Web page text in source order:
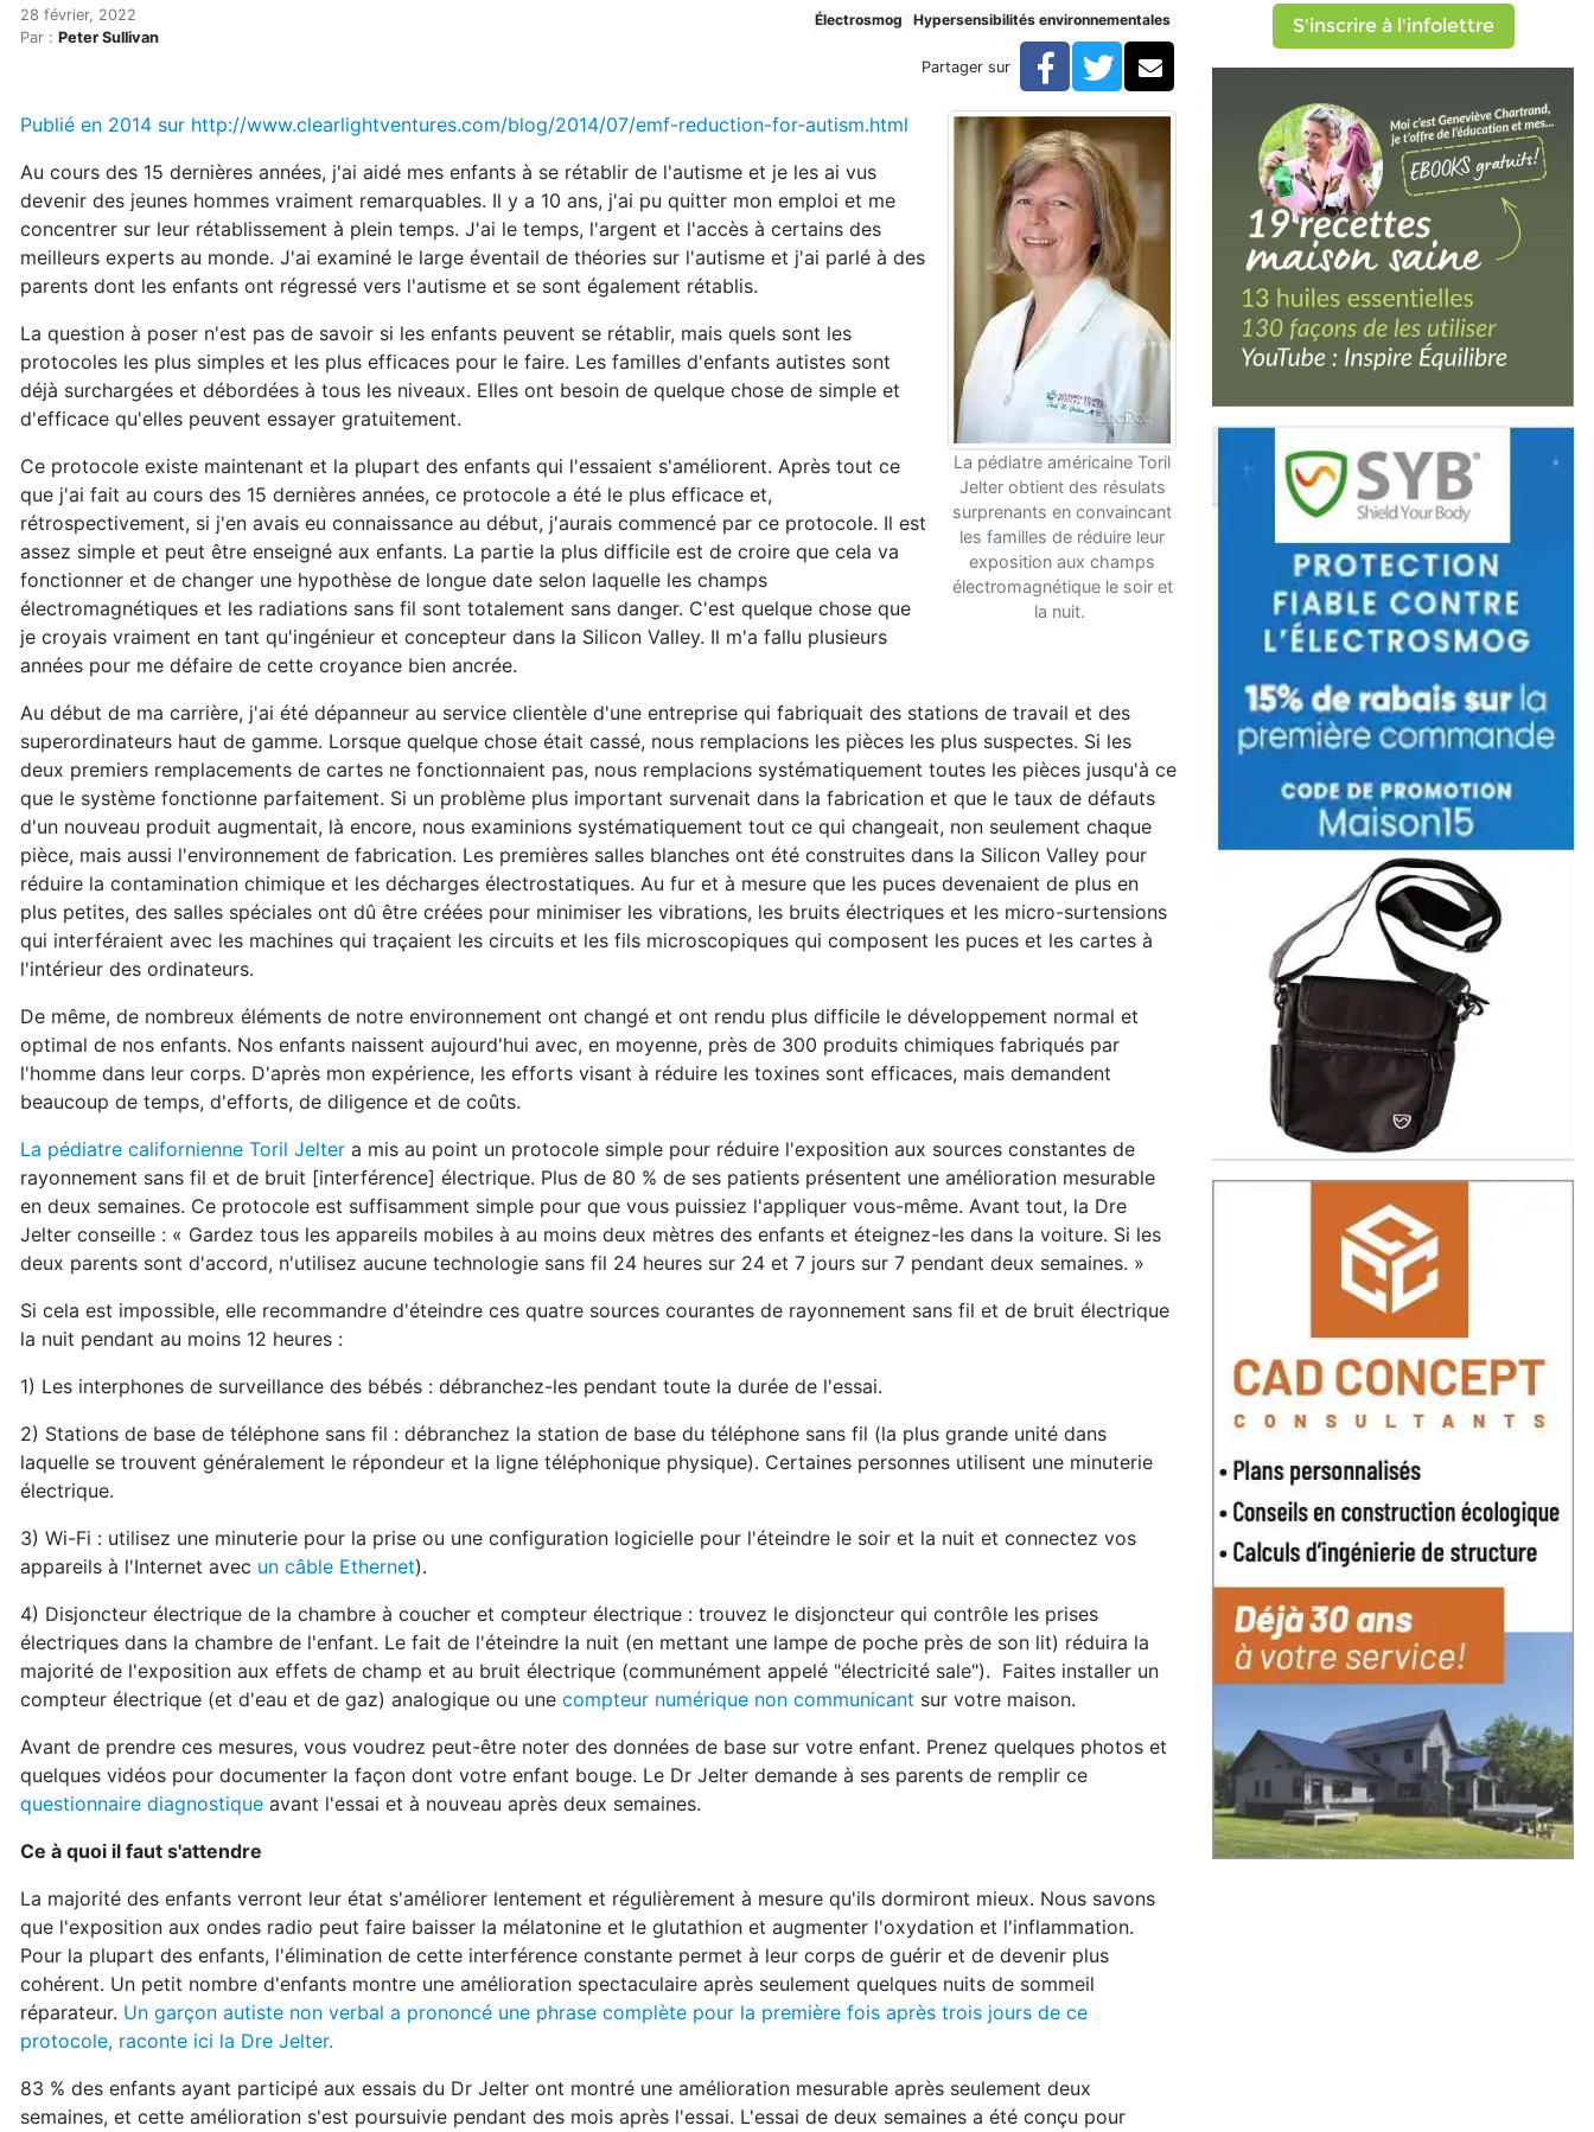
Accueil
Articles
Le merveilleux protocole Jelter contre l'autisme
28 février, 2022
Par : Peter Sullivan
Électrosmog Hypersensibilités environnementales
Partager sur Facebook
TwitterCourriel
La pédiatre américaine Toril
Jelter obtient des résulats
surprenants en convaincant
les familles de réduire leur
exposition aux champs
électromagnétique le soir et
la nuit.
Publié en 2014 sur http://www.clearlightventures.com/blog/2014/07/emf-reduction-for-autism.html
Au cours des 15 dernières années, j'ai aidé mes enfants à se rétablir de l'autisme et je les ai vus
devenir des jeunes hommes vraiment remarquables. Il y a 10 ans, j'ai pu quitter mon emploi et me
concentrer sur leur rétablissement à plein temps. J'ai le temps, l'argent et l'accès à certains des
meilleurs experts au monde. J'ai examiné le large éventail de théories sur l'autisme et j'ai parlé à des
parents dont les enfants ont régressé vers l'autisme et se sont également rétablis.
La question à poser n'est pas de savoir si les enfants peuvent se rétablir, mais quels sont les
protocoles les plus simples et les plus efficaces pour le faire. Les familles d'enfants autistes sont
déjà surchargées et débordées à tous les niveaux. Elles ont besoin de quelque chose de simple et
d'efficace qu'elles peuvent essayer gratuitement.
Ce protocole existe maintenant et la plupart des enfants qui l'essaient s'améliorent. Après tout ce
que j'ai fait au cours des 15 dernières années, ce protocole a été le plus efficace et,
rétrospectivement, si j'en avais eu connaissance au début, j'aurais commencé par ce protocole. Il est
assez simple et peut être enseigné aux enfants. La partie la plus difficile est de croire que cela va
fonctionner et de changer une hypothèse de longue date selon laquelle les champs
électromagnétiques et les radiations sans fil sont totalement sans danger. C'est quelque chose que
je croyais vraiment en tant qu'ingénieur et concepteur dans la Silicon Valley. Il m'a fallu plusieurs
années pour me défaire de cette croyance bien ancrée.
Au début de ma carrière, j'ai été dépanneur au service clientèle d'une entreprise qui fabriquait des stations de travail et des
superordinateurs haut de gamme. Lorsque quelque chose était cassé, nous remplacions les pièces les plus suspectes. Si les
deux premiers remplacements de cartes ne fonctionnaient pas, nous remplacions systématiquement toutes les pièces jusqu'à ce
que le système fonctionne parfaitement. Si un problème plus important survenait dans la fabrication et que le taux de défauts
d'un nouveau produit augmentait, là encore, nous examinions systématiquement tout ce qui changeait, non seulement chaque
pièce, mais aussi l'environnement de fabrication. Les premières salles blanches ont été construites dans la Silicon Valley pour
réduire la contamination chimique et les décharges électrostatiques. Au fur et à mesure que les puces devenaient de plus en
plus petites, des salles spéciales ont dû être créées pour minimiser les vibrations, les bruits électriques et les micro-surtensions
qui interféraient avec les machines qui traçaient les circuits et les fils microscopiques qui composent les puces et les cartes à
l'intérieur des ordinateurs.
De même, de nombreux éléments de notre environnement ont changé et ont rendu plus difficile le développement normal et
optimal de nos enfants. Nos enfants naissent aujourd'hui avec, en moyenne, près de 300 produits chimiques fabriqués par
l'homme dans leur corps. D'après mon expérience, les efforts visant à réduire les toxines sont efficaces, mais demandent
beaucoup de temps, d'efforts, de diligence et de coûts.
La pédiatre californienne Toril Jelter a mis au point un protocole simple pour réduire l'exposition aux sources constantes de
rayonnement sans fil et de bruit [interférence] électrique. Plus de 80 % de ses patients présentent une amélioration mesurable
en deux semaines. Ce protocole est suffisamment simple pour que vous puissiez l'appliquer vous-même. Avant tout, la Dre
Jelter conseille : « Gardez tous les appareils mobiles à au moins deux mètres des enfants et éteignez-les dans la voiture. Si les
deux parents sont d'accord, n'utilisez aucune technologie sans fil 24 heures sur 24 et 7 jours sur 7 pendant deux semaines. »
Si cela est impossible, elle recommandre d'éteindre ces quatre sources courantes de rayonnement sans fil et de bruit électrique
la nuit pendant au moins 12 heures :
1) Les interphones de surveillance des bébés : débranchez-les pendant toute la durée de l'essai.
2) Stations de base de téléphone sans fil : débranchez la station de base du téléphone sans fil (la plus grande unité dans
laquelle se trouvent généralement le répondeur et la ligne téléphonique physique). Certaines personnes utilisent une minuterie
électrique.
3) Wi-Fi : utilisez une minuterie pour la prise ou une configuration logicielle pour l'éteindre le soir et la nuit et connectez vos
appareils à l'Internet avec un câble Ethernet).
4) Disjoncteur électrique de la chambre à coucher et compteur électrique : trouvez le disjoncteur qui contrôle les prises
électriques dans la chambre de l'enfant. Le fait de l'éteindre la nuit (en mettant une lampe de poche près de son lit) réduira la
majorité de l'exposition aux effets de champ et au bruit électrique (communément appelé "électricité sale"). Faites installer un
compteur électrique (et d'eau et de gaz) analogique ou une compteur numérique non communicant sur votre maison.
Avant de prendre ces mesures, vous voudrez peut-être noter des données de base sur votre enfant. Prenez quelques photos et
quelques vidéos pour documenter la façon dont votre enfant bouge. Le Dr Jelter demande à ses parents de remplir ce
questionnaire diagnostique avant l'essai et à nouveau après deux semaines.
Ce à quoi il faut s'attendre
La majorité des enfants verront leur état s'améliorer lentement et régulièrement à mesure qu'ils dormiront mieux. Nous savons
que l'exposition aux ondes radio peut faire baisser la mélatonine et le glutathion et augmenter l'oxydation et l'inflammation.
Pour la plupart des enfants, l'élimination de cette interférence constante permet à leur corps de guérir et de devenir plus
cohérent. Un petit nombre d'enfants montre une amélioration spectaculaire après seulement quelques nuits de sommeil
réparateur. Un garçon autiste non verbal a prononcé une phrase complète pour la première fois après trois jours de ce
protocole, raconte ici la Dre Jelter.
83 % des enfants ayant participé aux essais du Dr Jelter ont montré une amélioration mesurable après seulement deux
semaines, et cette amélioration s'est poursuivie pendant des mois après l'essai. L'essai de deux semaines a été conçu pour
S'inscrire à l'infolettre